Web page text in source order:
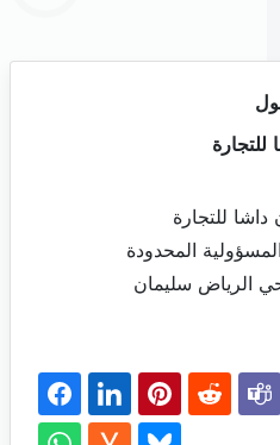
للتجارة
المحدودة
الرياض سليمان